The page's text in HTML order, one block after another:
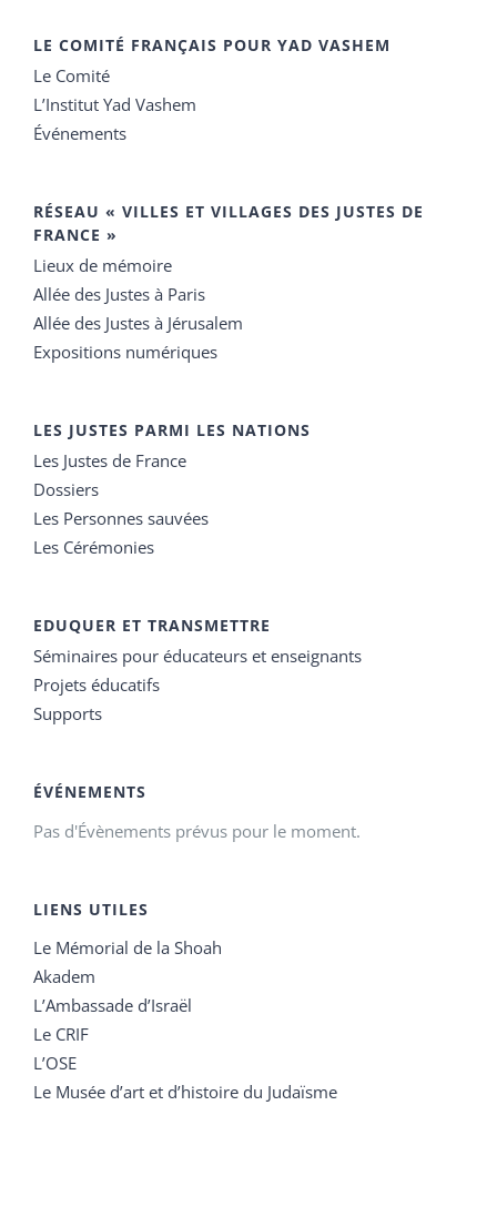
LE COMITÉ FRANÇAIS POUR YAD VASHEM
Le Comité
L’Institut Yad Vashem
Événements
RÉSEAU « VILLES ET VILLAGES DES JUSTES DE
FRANCE »
Lieux de mémoire
Allée des Justes à Paris
Allée des Justes à Jérusalem
Expositions numériques
LES JUSTES PARMI LES NATIONS
Les Justes de France
Dossiers
Les Personnes sauvées
Les Cérémonies
EDUQUER ET TRANSMETTRE
Séminaires pour éducateurs et enseignants
Projets éducatifs
Supports
ÉVÉNEMENTS
Pas d'Évènements prévus pour le moment.
LIENS UTILES
Le Mémorial de la Shoah
Akadem
L’Ambassade d’Israël
Le CRIF
L’OSE
Le Musée d’art et d’histoire du Judaïsme